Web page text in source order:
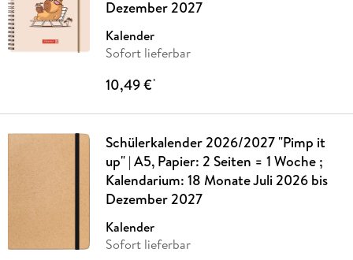
Dezember 2027
Kalender
Sofort lieferbar
10,49 €*
Schülerkalender 2026/2027 "Pimp it
up" | A5, Papier: 2 Seiten = 1 Woche ;
Kalendarium: 18 Monate Juli 2026 bis
Dezember 2027
Kalender
Sofort lieferbar